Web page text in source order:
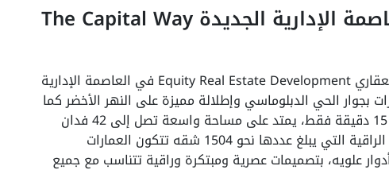
كمبوند ذا كابيتال واي العاصمة الإدارية الجديدة The Capital Way
أحدث مشروعات شركة ايكويتي للتطوير العقاري Equity Real Estate Development في العاصمة الإدارية
الحي الدبلوماسي وإطلالة مميزة على النهر الأخضر كما
أنه يبعد عن الحي السكني الثامن مسافة 15 دقيقة فقط، يمتد على مساحة واسعة تصل إلى 42 فدان
ويحتوي على العديد من الوحدات السكنية الراقية التي يبلغ عددها نحو 1504 شقه تتكون العمارات
من طابق أرضي بالإضافة إلى 7 أدوار علويه، بتصميمات عصرية ومبتكرة وراقية تتناسب مع جميع